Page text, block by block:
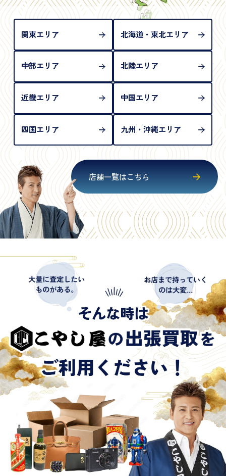
められない（住所確認ができないため）。補助書類
が必要となります
関東エリア 北海道・東北エリア
中部エリア 北陸エリア
近畿エリア 中国エリア
四国エリア 九州・沖縄エリア
店舗一覧はこちら